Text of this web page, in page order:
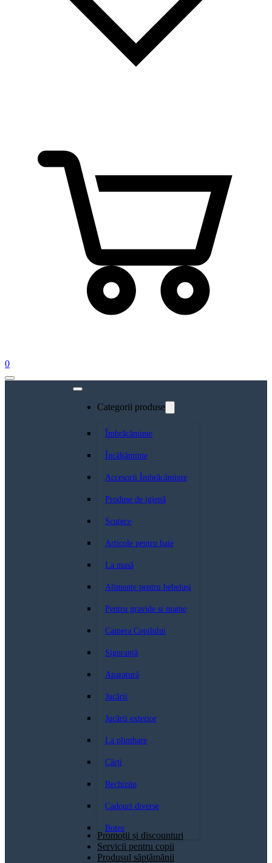
0
Categorii produse
Îmbrăcăminte
Încălțăminte
Accesorii Îmbrăcăminte
Produse de igienă
Scutece
Articole pentru baie
La masă
Alimente pentru bebeluși
Pentru gravide si mame
Camera Copilului
Siguranță
Aparatură
Jucării
Jucării exterior
La plimbare
Cărți
Rechizite
Cadouri diverse
Botez
Promoții și discounturi
Servicii pentru copii
Produsul săptămănii